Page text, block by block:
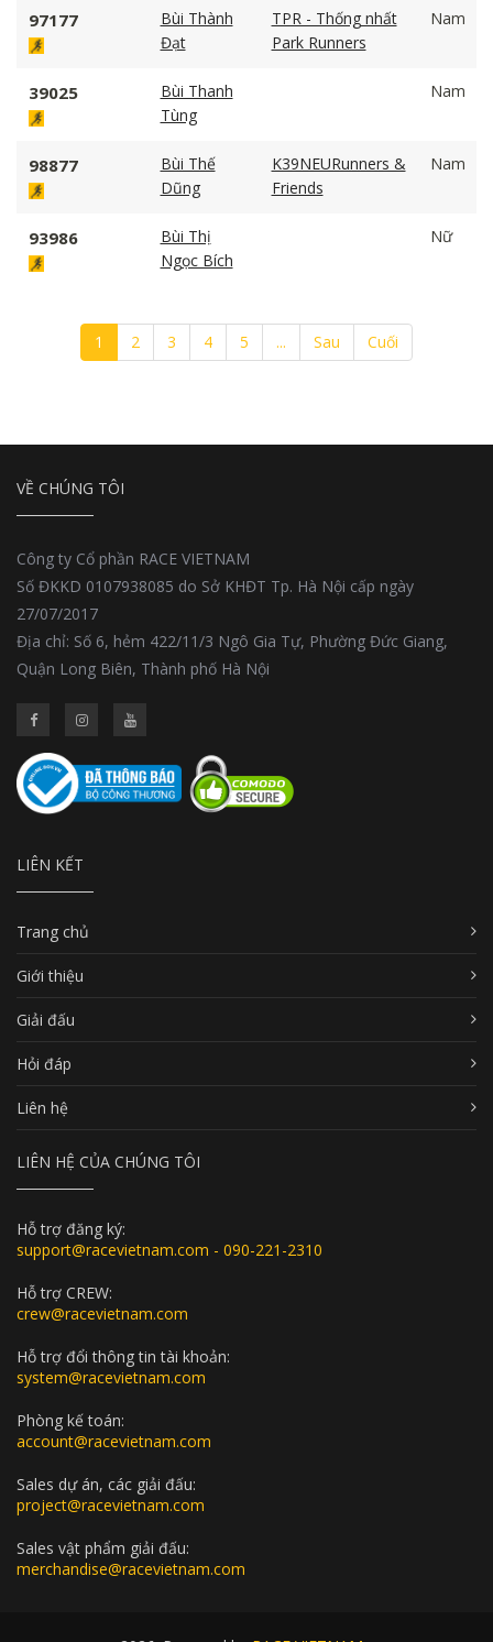
97177
Bùi Thành
Đạt
TPR - Thống nhất
Park Runners
Nam
39025
Bùi Thanh
Tùng
Nam
98877
Bùi Thế
Dũng
K39NEURunners &
Friends
Nam
93986
Bùi Thị
Ngọc Bích
Nữ
1 2 3 4 5 ... Sau Cuối
VỀ CHÚNG TÔI
Công ty Cổ phần RACE VIETNAM
Số ĐKKD 0107938085 do Sở KHĐT Tp. Hà Nội cấp ngày
27/07/2017
Địa chỉ: Số 6, hẻm 422/11/3 Ngô Gia Tự, Phường Đức Giang,
Quận Long Biên, Thành phố Hà Nội
LIÊN KẾT
Trang chủ
Giới thiệu
Giải đấu
Hỏi đáp
Liên hệ
LIÊN HỆ CỦA CHÚNG TÔI
Hỗ trợ đăng ký:
support@racevietnam.com - 090-221-2310
Hỗ trợ CREW:
crew@racevietnam.com
Hỗ trợ đổi thông tin tài khoản:
system@racevietnam.com
Phòng kế toán:
account@racevietnam.com
Sales dự án, các giải đấu:
project@racevietnam.com
Sales vật phẩm giải đấu:
merchandise@racevietnam.com